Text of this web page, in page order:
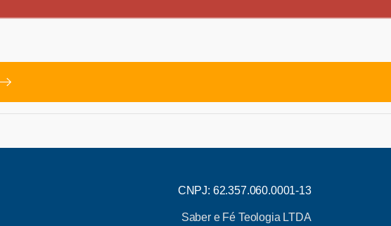
CNPJ: 62.357.060.0001-13
Saber e Fé Teologia LTDA